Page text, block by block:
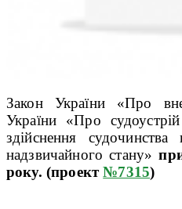
Закон України «Про
України «Про
здійснення
надзвичайного стану»
року. (проект№7315)